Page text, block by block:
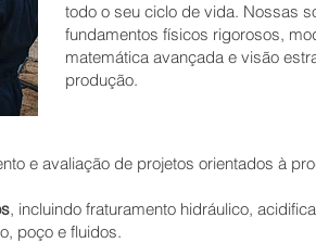
todo o seu ciclo de vida. Nossas
fundamentos físicos rigorosos,
matemática avançada e visão
produção.
e avaliação de projetos orientados à
, incluindo fraturamento hidráulico,
poço e fluidos.